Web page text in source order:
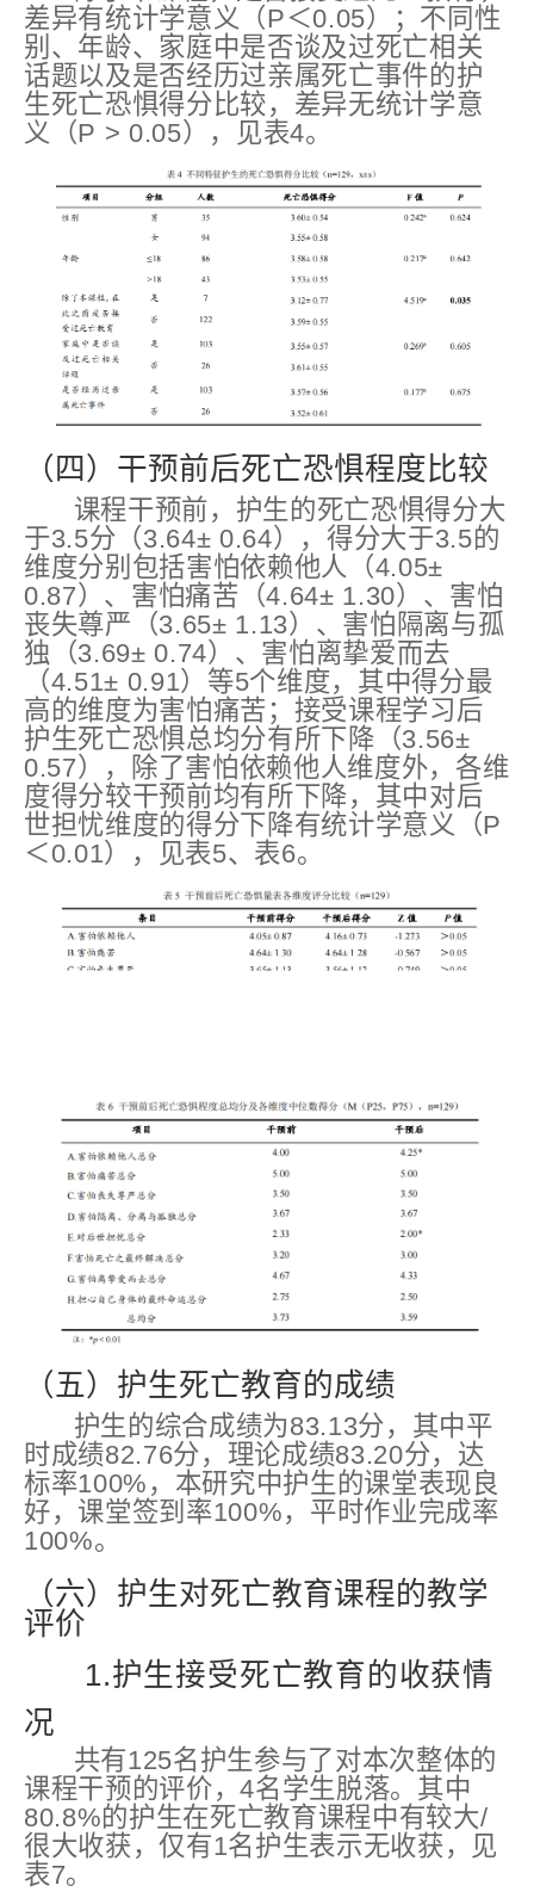
差异有统计学意义（P＜0.05）；不同性
别、年龄、家庭中是否谈及过死亡相关
话题以及是否经历过亲属死亡事件的护
生死亡恐惧得分比较，差异无统计学意
义（P > 0.05），见表4。
（四）干预前后死亡恐惧程度比较
课程干预前，护生的死亡恐惧得分大
于3.5分（3.64± 0.64），得分大于3.5的
维度分别包括害怕依赖他人（4.05±
0.87）、害怕痛苦（4.64± 1.30）、害怕
丧失尊严（3.65± 1.13）、害怕隔离与孤
独（3.69± 0.74）、害怕离挚爱而去
（4.51± 0.91）等5个维度，其中得分最
高的维度为害怕痛苦；接受课程学习后
护生死亡恐惧总均分有所下降（3.56±
0.57），除了害怕依赖他人维度外，各维
度得分较干预前均有所下降，其中对后
世担忧维度的得分下降有统计学意义（P
＜0.01），见表5、表6。
（五）护生死亡教育的成绩
护生的综合成绩为83.13分，其中平
时成绩82.76分，理论成绩83.20分，达
标率100%，本研究中护生的课堂表现良
好，课堂签到率100%，平时作业完成率
100%。
（六）护生对死亡教育课程的教学
评价
1.护生接受死亡教育的收获情
况
共有125名护生参与了对本次整体的
课程干预的评价，4名学生脱落。其中
80.8%的护生在死亡教育课程中有较大/
很大收获，仅有1名护生表示无收获，见
表7。